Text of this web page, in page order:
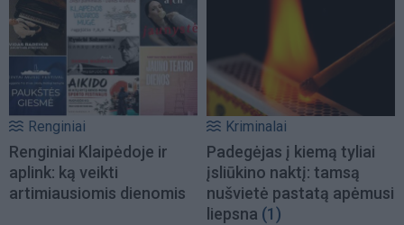
Renginiai
Renginiai Klaipėdoje ir
aplink: ką veikti
artimiausiomis dienomis
Kriminalai
Padegėjas į kiemą tyliai
įsliūkino naktį: tamsą
nušvietė pastatą apėmusi
liepsna (1)